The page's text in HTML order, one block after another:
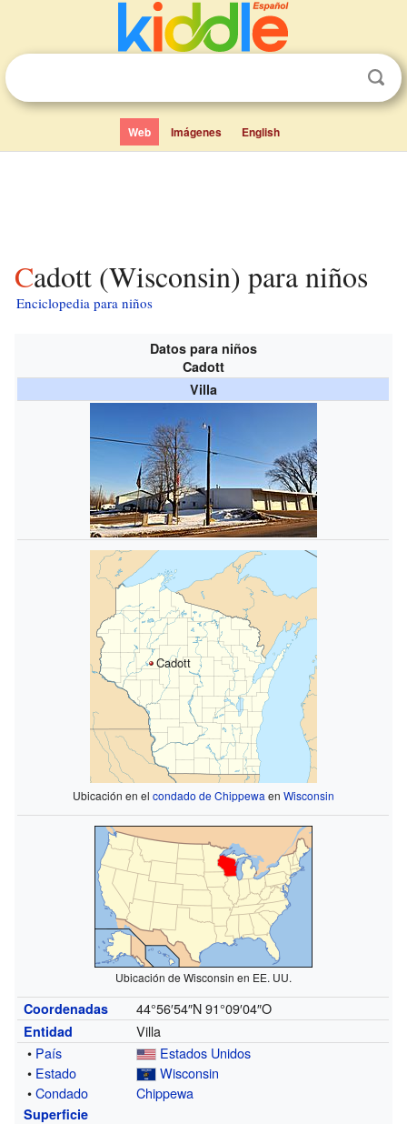
Web Imágenes English
Cadott (Wisconsin) para niños
Enciclopedia para niños
Datos para niños
Cadott
Villa
Cadott
Ubicación en el condado de Chippewa en Wisconsin
Ubicación de Wisconsin en EE. UU.
Coordenadas 44°56′54″N 91°09′04″O
Entidad
Villa
• País
Estados Unidos
• Estado
Wisconsin
•Condado Chippewa
Superficie